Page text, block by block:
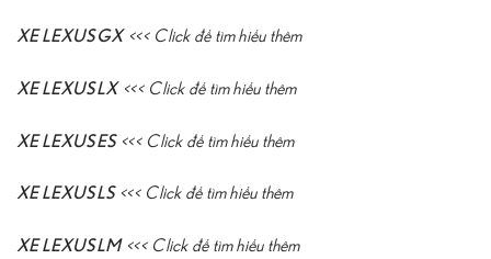
XE LEXUS GX <<< Click để tìm hiểu thêm
XE LEXUS LX <<< Click để tìm hiểu thêm
XE LEXUS ES <<< Click để tìm hiểu thêm
XE LEXUS LS <<< Click để tìm hiểu thêm
XE LEXUS LM <<< Click để tìm hiểu thêm